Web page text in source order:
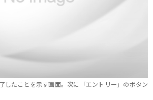
したことを示す画面。次に「エントリー」のボタン